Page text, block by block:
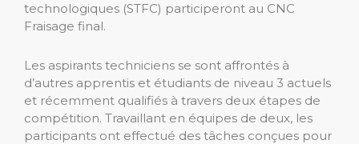
technologiques (STFC) participeront au CNC
Fraisage final.
Les aspirants techniciens se sont affrontés à
d’autres apprentis et étudiants de niveau 3 actuels
et récemment qualifiés à travers deux étapes de
compétition. Travaillant en équipes de deux, les
participants ont effectué des tâches conçues pour